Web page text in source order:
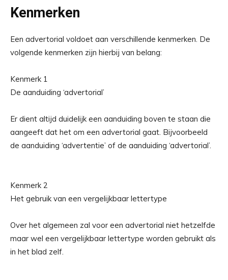
Kenmerken
Een advertorial voldoet aan verschillende kenmerken. De
volgende kenmerken zijn hierbij van belang:
Kenmerk 1
De aanduiding ‘advertorial’
Er dient altijd duidelijk een aanduiding boven te staan die
aangeeft dat het om een advertorial gaat. Bijvoorbeeld
de aanduiding ‘advertentie’ of de aanduiding ‘advertorial’.
Kenmerk 2
Het gebruik van een vergelijkbaar lettertype
Over het algemeen zal voor een advertorial niet hetzelfde
maar wel een vergelijkbaar lettertype worden gebruikt als
in het blad zelf.